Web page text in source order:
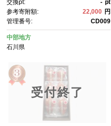
交換pt: - pt
参考寄附額:
22,000 円
管理番号:
CD009
中部地方
石川県
受付終了